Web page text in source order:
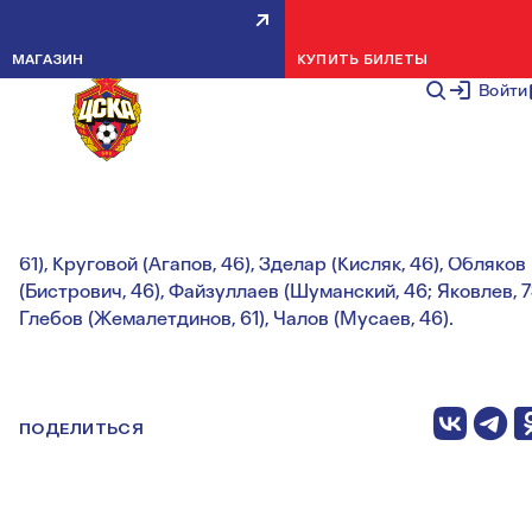
Войти
МАГАЗИН КУПИТЬ БИЛЕТЫ
ПФК ЦСКА – ШИННИК – 2:1
НОВОСТИ КОМАНДЫ 29 ИЮНЯ
Чалов, 17 (1:0). Якушевич, 39 (1:1). Мусаев, 82 (2:1).
61), Круговой (Агапов, 46), Зделар (Кисляк, 46), Обляков
(Бистрович, 46), Файзуллаев (Шуманский, 46; Яковлев,
Глебов (Жемалетдинов, 61), Чалов (Мусаев, 46).
ПОДЕЛИТЬСЯ